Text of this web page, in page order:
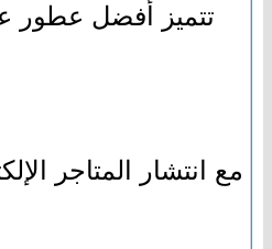
تتميز أفضل عطور
مع انتشار المتاجر